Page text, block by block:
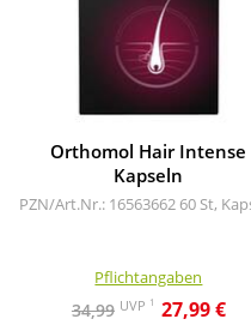
Orthomol Hair Intense
Kapseln
PZN/Art.Nr.: 16563662 60 St,
Pflichtangaben
34,99 UVP 1 27,99 €